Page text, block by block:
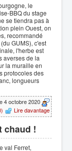
le
BBQ du stage
se tiendra pas à
plein Ouest, on
recommandé
GUMS), c'est
l'herbe est
averses de la
la muraille en
protocoles des
longueurs
4 octobre 2020
Lire davantage
chaud !
val Ferret,